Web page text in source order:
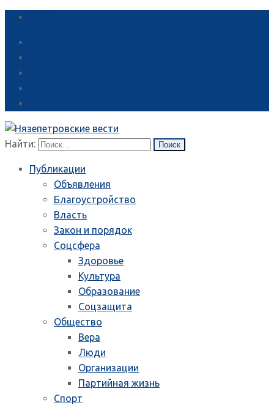
Найти:
Публикации
Объявления
Благоустройство
Власть
Закон и порядок
Соцсфера
Здоровье
Культура
Образование
Соцзащита
Общество
Вера
Люди
Организации
Партийная жизнь
Спорт